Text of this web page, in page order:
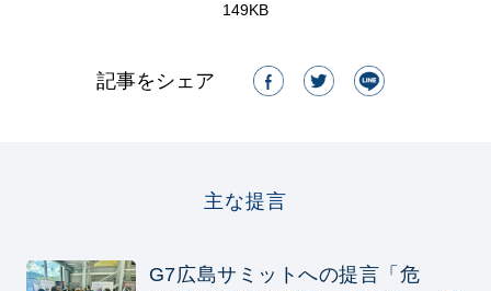
149KB
記事をシェア
主な提言
G7広島サミットへの提言「危